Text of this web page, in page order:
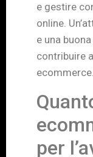
e gestire
online.
e una
contribuire
ecommerce.
per